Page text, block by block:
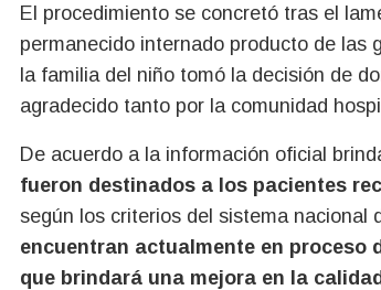
El procedimiento se concretó tras el
permanecido internado producto de las
la familia del niño tomó la decisión de
agradecido tanto por la comunidad
De acuerdo a la información oficial
fueron destinados a los pacientes
según los criterios del sistema nacional
encuentran actualmente en
que brindará una mejora en la